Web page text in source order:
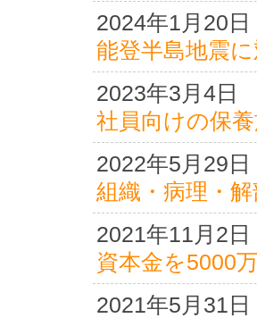
2024年1月20日
能登半島地震
2023年3月4日
社員向けの保
2022年5月29日
組織・病理・
2021年11月2日
資本金を5000
2021年5月31日